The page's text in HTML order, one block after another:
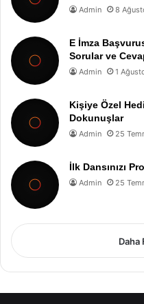
Admin 8
E İmza
Sorular ve
Admin 1
Kişiye Özel
Dokunuşlar
Admin 25
İlk Dansınızı
Admin 25
Daha